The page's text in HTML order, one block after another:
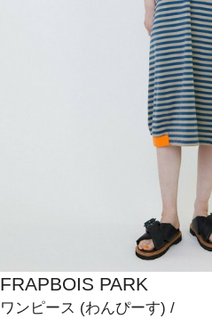
FRAPBOIS PARK
ワンピース (わんぴーす) /